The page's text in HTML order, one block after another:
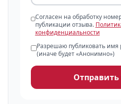
Согласен на обработку
публикации отзыва.
конфиденциальности
Разрешаю публиковать имя
(иначе будет «Анонимно»)